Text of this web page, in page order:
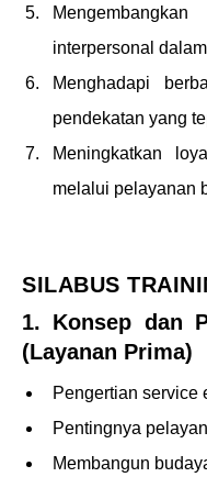
interpersonal
Menghadapi
pendekatan yang
Meningkatkan
melalui pelayanan
SILABUS
1. Konsep dan
(Layanan Prima)
Pengertian service
Pentingnya
Membangun